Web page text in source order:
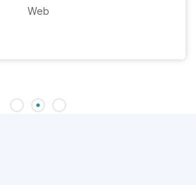
Web